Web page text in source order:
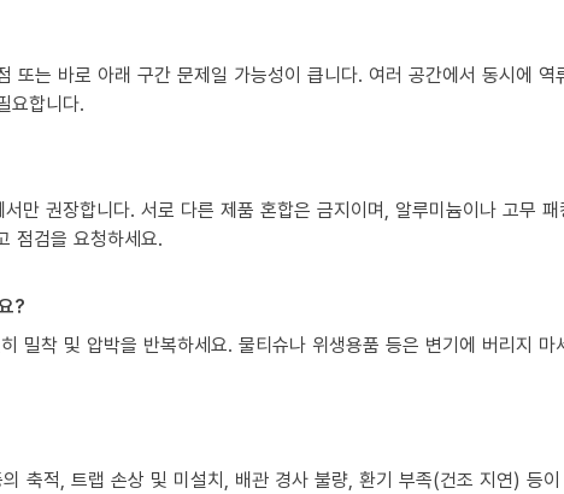
또는 바로 아래 구간 문제일 가능성이 큽니다. 여러 공간에서 동시에
요합니다.
만 권장합니다. 서로 다른 제품 혼합은 금지이며, 알루미늄이나 고무
점검을 요청하세요.
?
밀착 및 압박을 반복하세요. 물티슈나 위생용품 등은 변기에 버리지
축적, 트랩 손상 및 미설치, 배관 경사 불량, 환기 부족(건조 지연) 등